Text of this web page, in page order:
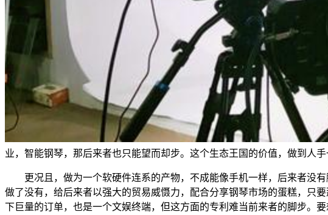
业，智能钢琴，那后来者也只能望而却步。这个生态王国的价值，做到人
更况且，做为一个软硬件连系的产物，不成能像手机一样，后来者没有
做了没有，给后来者以强大的贸易威慑力，配合分享钢琴市场的蛋糕，只
下巨量的订单，也是一个文娱终端，但这方面的专利难当前来者的脚步。要